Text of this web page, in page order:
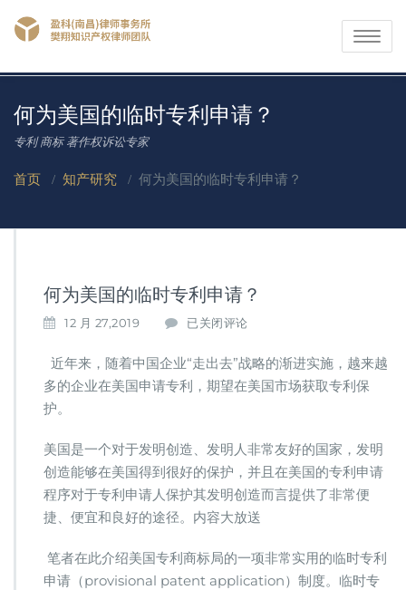
Toggle
何为美国的临时专利申请？
专利 商标 著作权诉讼专家
首页 / 知产研究 / 何为美国的临时专利申请？
何为美国的临时专利申请？
12 月 27,2019
何
美
国
的
专
利
申
请？
已关闭评论
近年来，随着中国企业“走出去”战略的渐进实施，越来越
多的企业在美国申请专利，期望在美国市场获取专利保
护。
美国是一个对于发明创造、发明人非常友好的国家，发明
创造能够在美国得到很好的保护，并且在美国的专利申请
程序对于专利申请人保护其发明创造而言提供了非常便
捷、便宜和良好的途径。内容大放送
笔者在此介绍美国专利商标局的一项非常实用的临时专利
申请（provisional patent application）制度。临时专